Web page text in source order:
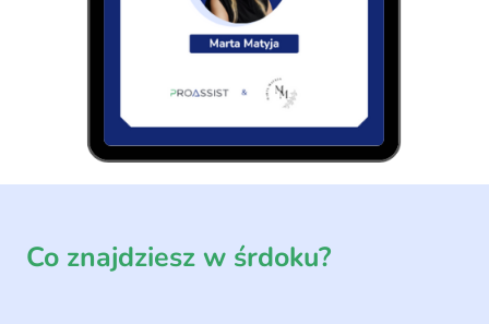
Co znajdziesz w śrdoku?